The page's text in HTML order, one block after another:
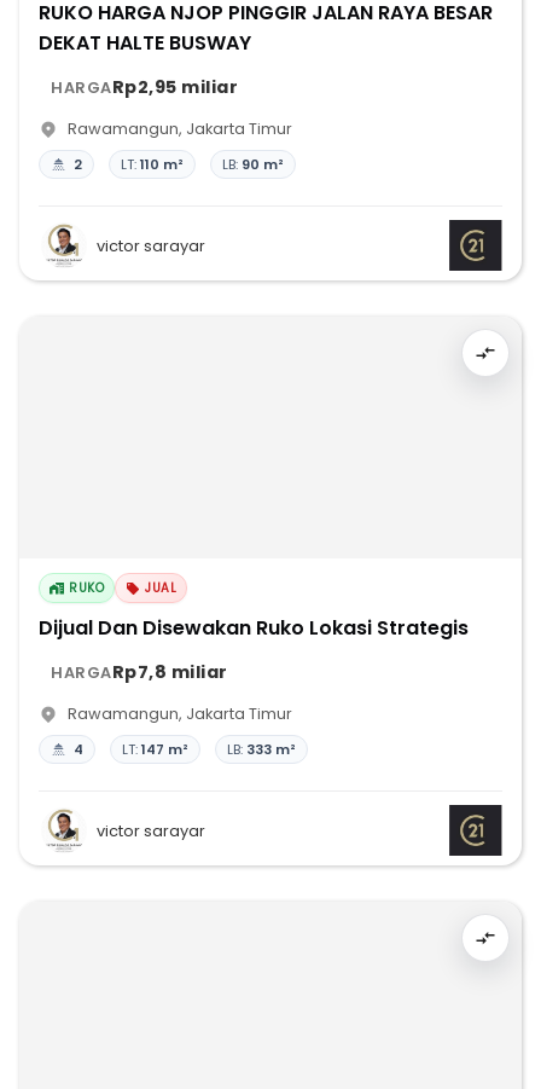
RUKO HARGA NJOP PINGGIR JALAN RAYA BESAR
DEKAT HALTE BUSWAY
HARGARp2,95 miliar
Rawamangun, Jakarta Timur
2 LT:110 m² LB: 90 m²
victor sarayar
RUKO JUAL
Dijual Dan Disewakan Ruko Lokasi Strategis
HARGARp7,8 miliar
Rawamangun, Jakarta Timur
4 LT:147 m² LB: 333 m²
victor sarayar